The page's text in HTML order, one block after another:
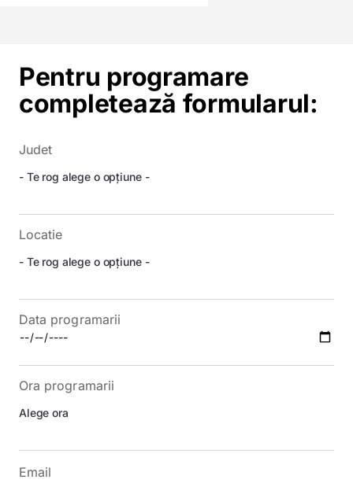
Pentru programare
completează formularul:
Judet
Locatie
Data programarii
Ora programarii
Email